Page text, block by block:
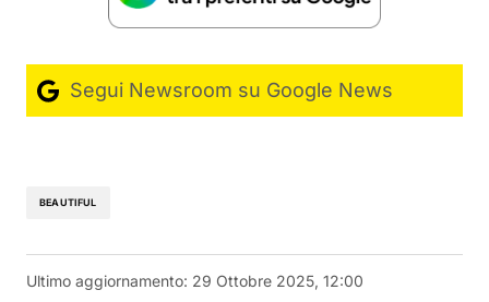
Segui Newsroom su Google News
BEAUTIFUL
Ultimo aggiornamento: 29 Ottobre 2025, 12:00